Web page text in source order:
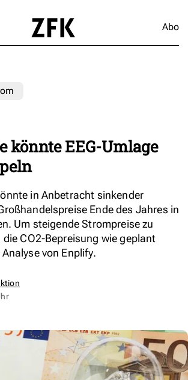
Abo
könnte EEG-Umlage
in Anbetracht sinkender
Ende des Jahres in
Um steigende Strompreise zu
CO2-Bepreisung wie geplant
von Enplify.